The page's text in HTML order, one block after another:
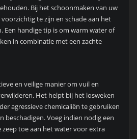
Bij het schoonmaken van uw
te zijn en schade aan het
Een handige tip is om warm water of
in combinatie met een zachte
en veilige manier om vuil en
Het helpt bij het losweken
agressieve chemicaliën te gebruiken
beschadigen. Voeg indien nodig een
zeep toe aan het water voor extra